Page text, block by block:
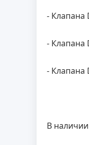
- Клапана
- Клапана
- Клапана
В